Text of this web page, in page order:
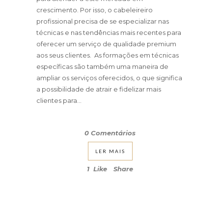
crescimento. Por isso, o cabeleireiro
profissional precisa de se especializar nas
técnicas e nas tendências mais recentes para
oferecer um serviço de qualidade premium
aos seus clientes. As formações em técnicas
específicas são também uma maneira de
ampliar os serviços oferecidos, o que significa
a possibilidade de atrair e fidelizar mais
clientes para...
0 Comentários
LER MAIS
1 Like Share